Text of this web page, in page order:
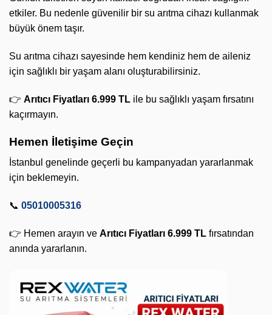
etkiler. Bu nedenle güvenilir bir su arıtma cihazı kullanmak
büyük önem taşır.
Su arıtma cihazı sayesinde hem kendiniz hem de aileniz
için sağlıklı bir yaşam alanı oluşturabilirsiniz.
👉 Arıtıcı Fiyatları 6.999 TL ile bu sağlıklı yaşam fırsatını
kaçırmayın.
Hemen İletişime Geçin
İstanbul genelinde geçerli bu kampanyadan yararlanmak
için beklemeyin.
📞 05010005316
👉 Hemen arayın ve Arıtıcı Fiyatları 6.999 TL fırsatından
anında yararlanın.